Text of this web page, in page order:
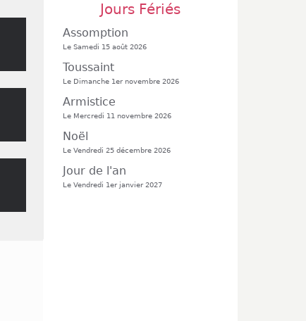
Jours Fériés
Assomption
Le Samedi 15 août 2026
Toussaint
Le Dimanche 1er novembre 2026
Armistice
Le Mercredi 11 novembre 2026
Noël
Le Vendredi 25 décembre 2026
Jour de l'an
Le Vendredi 1er janvier 2027